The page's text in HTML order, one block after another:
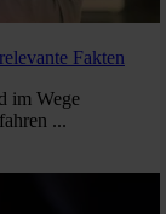
Fakten
im Wege
...